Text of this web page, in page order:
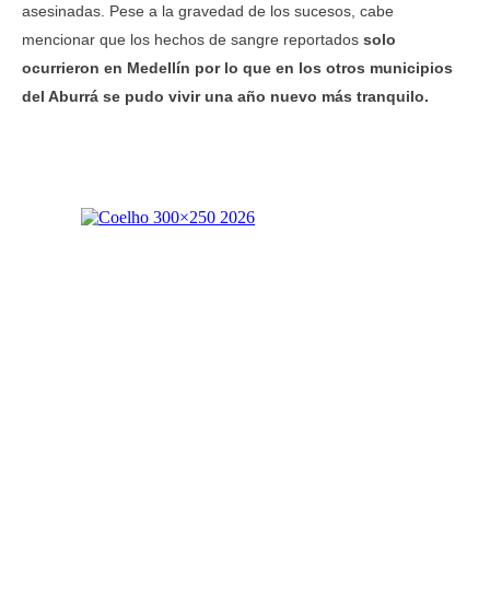
asesinadas. Pese a la gravedad de los sucesos, cabe
mencionar que los hechos de sangre reportados solo
ocurrieron en Medellín por lo que en los otros municipios
del Aburrá se pudo vivir una año nuevo más tranquilo.